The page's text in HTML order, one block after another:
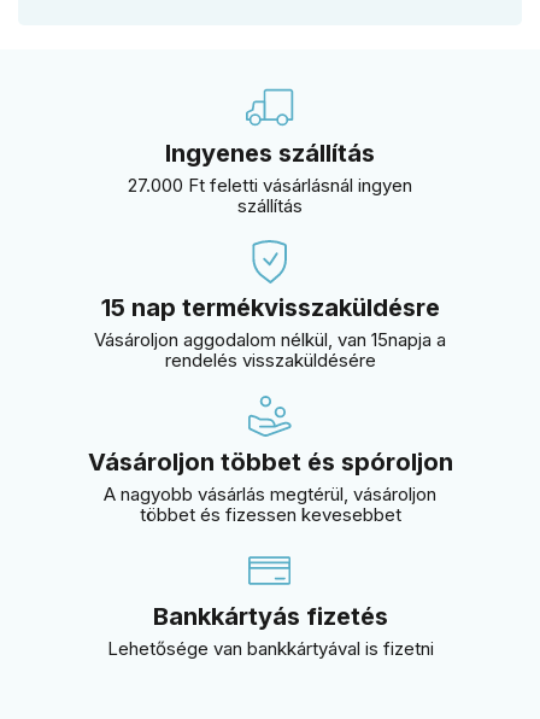
Ingyenes szállítás
27.000 Ft feletti vásárlásnál ingyen
szállítás
15 nap termékvisszaküldésre
Vásároljon aggodalom nélkül, van 15napja a
rendelés visszaküldésére
Vásároljon többet és spóroljon
A nagyobb vásárlás megtérül, vásároljon
többet és fizessen kevesebbet
Bankkártyás fizetés
Lehetősége van bankkártyával is fizetni